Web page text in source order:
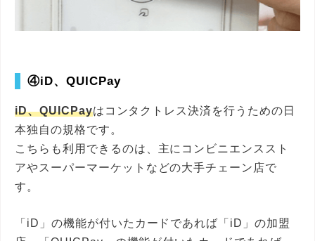
④iD、QUICPay
iD、QUICPayはコンタクトレス決済を行うための日
本独自の規格です。
こちらも利用できるのは、主にコンビニエンススト
アやスーパーマーケットなどの大手チェーン店で
す。
「iD」の機能が付いたカードであれば「iD」の加盟